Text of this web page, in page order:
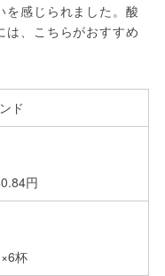
を感じられました。酸
は、こちらがおすすめ
ド
円
杯